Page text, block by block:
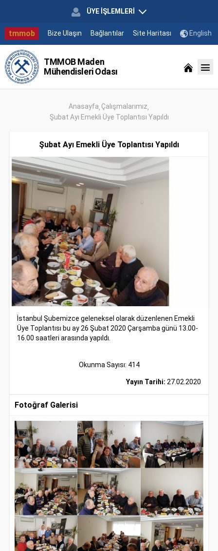
ÜYE İŞLEMLERİ
tmmob Bize Ulaşın Bağlantılar Site Haritası English
TMMOB Maden
Mühendisleri Odası
Anasayfa Çalışmalarımız
Şubat Ayı Emekli Üye Toplantısı Yapıldı
Şubat Ayı Emekli Üye Toplantısı Yapıldı
İstanbul Şubemizce geleneksel olarak düzenlenen Emekli
Üye Toplantısı bu ay 26 Şubat 2020 Çarşamba günü 13.00-
16.00 saatleri arasında yapıldı.
Okunma Sayısı: 414
Yayın Tarihi: 27.02.2020
Fotoğraf Galerisi